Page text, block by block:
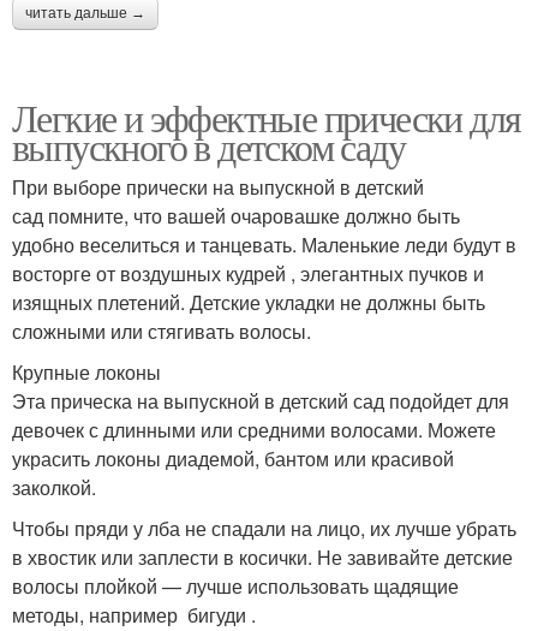
читать дальше →
Легкие и эффектные прически для
выпускного в детском саду
При выборе прически на выпускной в детский
сад помните, что вашей очаровашке должно быть
удобно веселиться и танцевать. Маленькие леди будут в
восторге от воздушных кудрей , элегантных пучков и
изящных плетений. Детские укладки не должны быть
сложными или стягивать волосы.
Крупные локоны
Эта прическа на выпускной в детский сад подойдет для
девочек с длинными или средними волосами. Можете
украсить локоны диадемой, бантом или красивой
заколкой.
Чтобы пряди у лба не спадали на лицо, их лучше убрать
в хвостик или заплести в косички. Не завивайте детские
волосы плойкой — лучше использовать щадящие
методы, например бигуди .